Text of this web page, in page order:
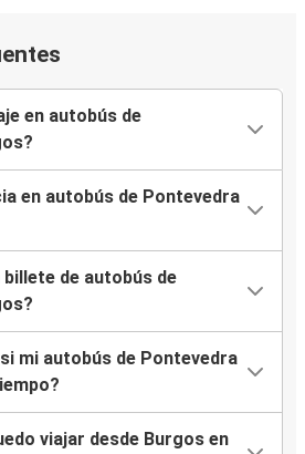
en autobús de
en autobús de Pontevedra
billete de autobús de
mi autobús de Pontevedra
viajar desde Burgos en